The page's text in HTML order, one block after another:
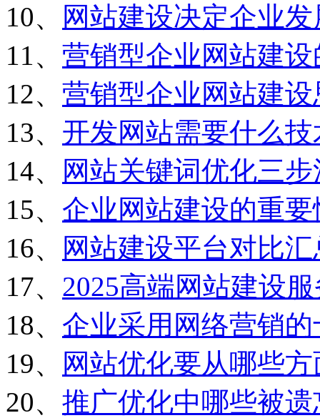
10、
网站建设决定企业
11、 营销型企业网站建
12、 营销型企业网站建设
13、 开发网站需要什么技
14、
网站关键词优化三步
15、 企业网站建设的重要
16、
网站建设平台对比汇
17、 2025高端网站建设
18、 企业采用网络营销
19、
网站优化要从哪些
20、 推广优化中哪些被